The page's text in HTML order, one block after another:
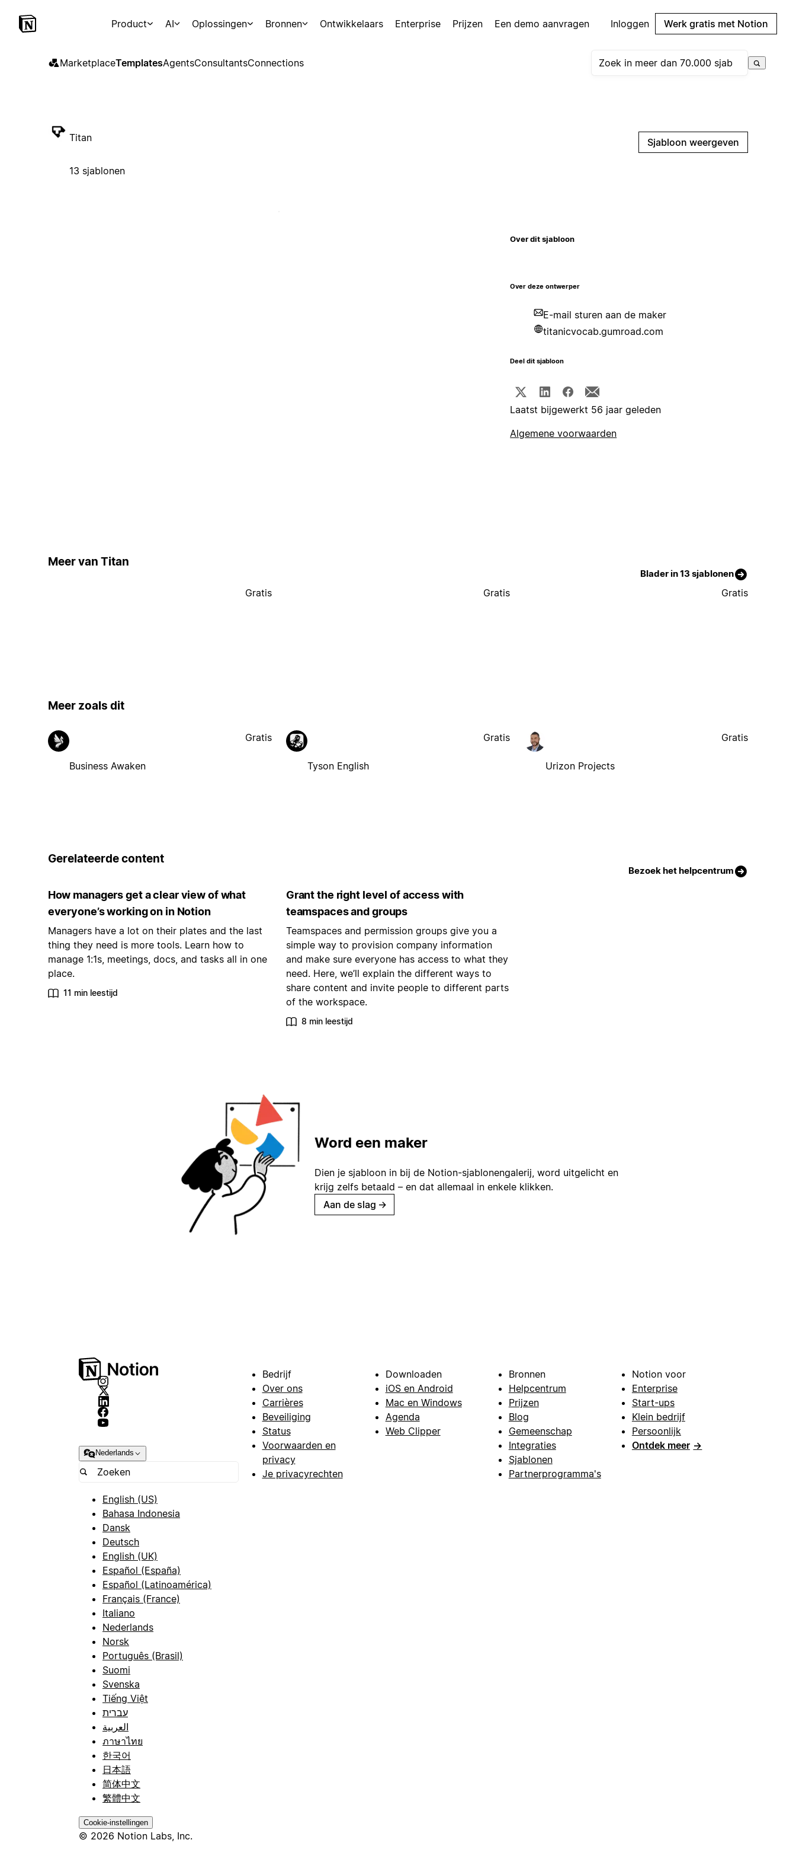
Product AI Oplossingen Bronnen Ontwikkelaars Enterprise Prijzen Een demo aanvragen Inloggen Werk gratis met Notion
MarketplaceTemplatesAgentsConsultantsConnections
Titan
13 sjablonen
Sjabloon weergeven
Over dit sjabloon
Over deze ontwerper
E-mail sturen aan de maker
titanicvocab.gumroad.com
Deel dit sjabloon
Laatst bijgewerkt 56 jaar geleden
Algemene voorwaarden
Meer van Titan
Blader in 13 sjablonen
Gratis Gratis Gratis
Meer zoals dit
Business Awaken
Gratis
Tyson English
Gratis
Urizon Projects
Gratis
Gerelateerde content
Bezoek het helpcentrum
How managers get a clear view of what
everyone’s working on in Notion
Managers have a lot on their plates and the last
thing they need is more tools. Learn how to
manage 1:1s, meetings, docs, and tasks all in one
place.
11 min leestijd
Grant the right level of access with
teamspaces and groups
Teamspaces and permission groups give you a
simple way to provision company information
and make sure everyone has access to what they
need. Here, we’ll explain the different ways to
share content and invite people to different parts
of the workspace.
8 min leestijd
Word een maker
Dien je sjabloon in bij de Notion-sjablonengalerij, word uitgelicht en
krijg zelfs betaald – en dat allemaal in enkele klikken.
Aan de slag →
Nederlands
English (US)
Bahasa Indonesia
Dansk
Deutsch
English (UK)
Español (España)
Español (Latinoamérica)
Français (France)
Italiano
Nederlands
Norsk
Português (Brasil)
Suomi
Svenska
Tiếng Việt
עברית
العربية
ภาษาไทย
한국어
日本語
简体中文
繁體中文
Cookie-instellingen
© 2026 Notion Labs, Inc.
Bedrijf
Over ons
Carrières
Beveiliging
Status
Voorwaarden en
privacy
Je privacyrechten
Downloaden
iOS en Android
Mac en Windows
Agenda
Web Clipper
Bronnen
Helpcentrum
Prijzen
Blog
Gemeenschap
Integraties
Sjablonen
Partnerprogramma's
Notion voor
Enterprise
Start-ups
Klein bedrijf
Persoonlijk
Ontdek meer →